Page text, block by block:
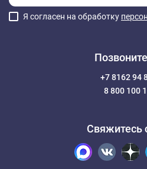
Я согласен на обработку
+7 8162 94
8 800 100
Свяжитесь